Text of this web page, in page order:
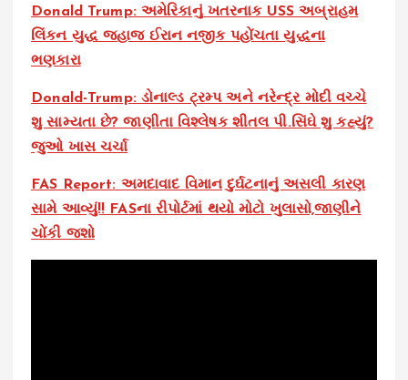
Donald Trump: અમેરિકાનું ખતરનાક USS અબ્રાહમ
લિંકન યુદ્ધ જહાજ ઈરાન નજીક પહોંચતા યુદ્ધના
ભણકારા
Donald-Trump: ડોનાલ્ડ ટ્રમ્પ અને નરેન્દ્ર મોદી વચ્ચે
શુ સામ્યતા છે? જાણીતા વિશ્લેષક શીતલ પી.સિંઘે શુ કહ્યું?
જુઓ ખાસ ચર્ચા
FAS Report: અમદાવાદ વિમાન દુર્ઘટનાનું અસલી કારણ
સામે આવ્યું!! FASના રીપોર્ટમાં થયો મોટો ખુલાસો,જાણીને
ચોંકી જશો